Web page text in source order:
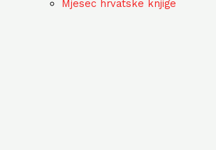
Mjesec hrvatske knjige